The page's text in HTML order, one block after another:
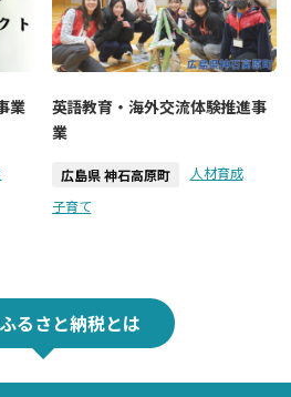
業
英語教育・海外交流体験推進事
業
広島県 神石高原町
人材育成
子育て
るさと納税とは